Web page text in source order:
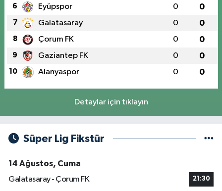
6 Eyüpspor 0 0
7 Galatasaray 0 0
8 Çorum FK 0 0
9 Gaziantep FK 0 0
10 Alanyaspor 0 0
Detaylar için tıklayın
Süper Lig Fikstür
14 Ağustos, Cuma
Galatasaray - Çorum FK
21:30